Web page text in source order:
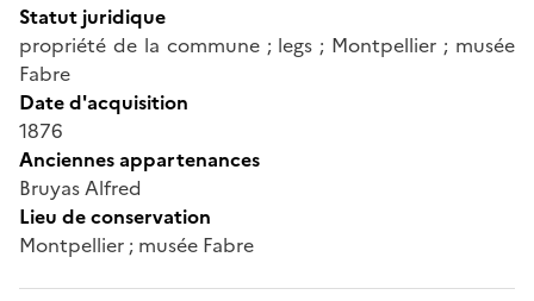
Statut juridique
propriété de la commune ; legs ; Montpellier ; musée
Fabre
Date d'acquisition
1876
Anciennes appartenances
Bruyas Alfred
Lieu de conservation
Montpellier ; musée Fabre